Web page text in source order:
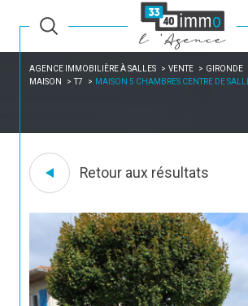
AGENCE IMMOBILIÈRE À SALLES VENTE GIRONDE
MAISON
T7 MAISON 5 CHAMBRES CENTRE DE
Retour aux résultats